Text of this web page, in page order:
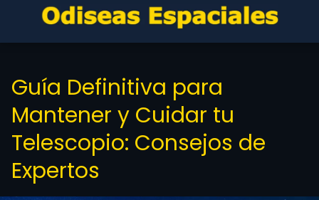
Guía Definitiva para
Mantener y Cuidar tu
Telescopio: Consejos de
Expertos